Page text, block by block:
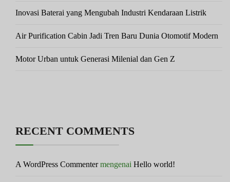
Inovasi Baterai yang Mengubah Industri Kendaraan Listrik
Air Purification Cabin Jadi Tren Baru Dunia Otomotif Modern
Motor Urban untuk Generasi Milenial dan Gen Z
RECENT COMMENTS
A WordPress Commentermengenai Hello world!